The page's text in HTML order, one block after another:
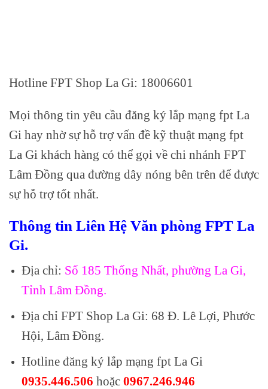
Hotline FPT Shop La Gi: 18006601
Mọi thông tin yêu cầu đăng ký lắp mạng fpt La
Gi hay nhờ sự hỗ trợ vấn đề kỹ thuật mạng fpt
La Gi khách hàng có thể gọi về chi nhánh FPT
Lâm Đồng qua đường dây nóng bên trên để được
sự hỗ trợ tốt nhất.
Thông tin Liên Hệ Văn phòng FPT La
Gi.
Địa chỉ: Số 185 Thống Nhất, phường La Gi,
Tỉnh Lâm Đồng.
Địa chỉ FPT Shop La Gi: 68 Đ. Lê Lợi, Phước
Hội, Lâm Đồng.
Hotline đăng ký lắp mạng fpt La Gi
0935.446.506 hoặc 0967.246.946